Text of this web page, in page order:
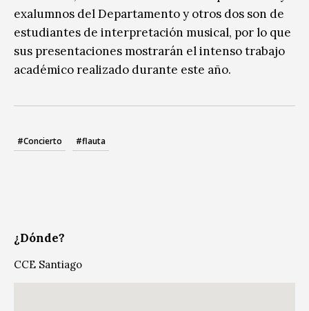
exalumnos del Departamento y otros dos son de
estudiantes de interpretación musical, por lo que
sus presentaciones mostrarán el intenso trabajo
académico realizado durante este año.
#Concierto #flauta
¿Dónde?
CCE Santiago